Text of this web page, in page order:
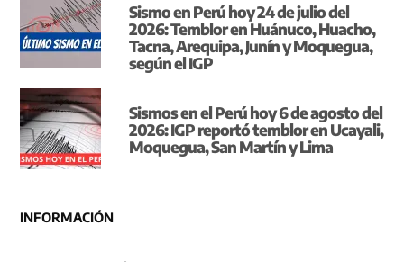
Sismo en Perú hoy 24 de julio del
2026: Temblor en Huánuco, Huacho,
Tacna, Arequipa, Junín y Moquegua,
según el IGP
Sismos en el Perú hoy 6 de agosto del
2026: IGP reportó temblor en Ucayali,
Moquegua, San Martín y Lima
INFORMACIÓN